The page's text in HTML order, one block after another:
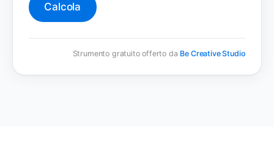
Calcola
Strumento gratuito offerto da Be Creative Studio